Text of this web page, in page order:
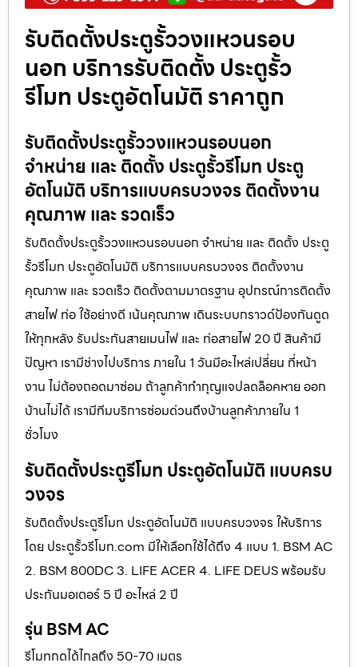
รับติดตั้งประตูรั้ววงแหวนรอบ
นอก บริการรับติดตั้ง ประตูรั้ว
รีโมท ประตูอัตโนมัติ ราคาถูก
รับติดตั้งประตูรั้ววงแหวนรอบนอก
จำหน่าย และ ติดตั้ง ประตูรั้วรีโมท ประตู
อัตโนมัติ บริการแบบครบวงจร ติดตั้งงาน
คุณภาพ และ รวดเร็ว
รับติดตั้งประตูรั้ววงแหวนรอบนอก จำหน่าย และ ติดตั้ง ประตู
รั้วรีโมท ประตูอัตโนมัติ บริการแบบครบวงจร ติดตั้งงาน
คุณภาพ และ รวดเร็ว ติดตั้งตามมาตรฐาน อุปกรณ์การติดตั้ง
สายไฟ ท่อ ใช้อย่างดี เน้นคุณภาพ เดินระบบกราวด์ป้องกันดูด
ให้ทุกหลัง รับประกันสายเมนไฟ และ ท่อสายไฟ 20 ปี สินค้ามี
ปัญหา เรามีช่างไปบริการ ภายใน 1 วันมีอะไหล่เปลี่ยน ที่หน้า
งาน ไม่ต้องถอดมาซ่อม ถ้าลูกค้าทำกุญแจปลดล็อคหาย ออก
บ้านไม่ได้ เรามีทีมบริการซ่อมด่วนถึงบ้านลูกค้าภายใน 1
ชั่วโมง
รับติดตั้งประตูรีโมท ประตูอัตโนมัติ แบบครบ
วงจร
รับติดตั้งประตูรีโมท ประตูอัตโนมัติ แบบครบวงจร ให้บริการ
โดย ประตูรั้วรีโมท.com มีให้เลือกใช้ได้ถึง 4 แบบ 1. BSM AC
2. BSM 800DC 3. LIFE ACER 4. LIFE DEUS พร้อมรับ
ประกันมอเตอร์ 5 ปี อะไหล่ 2 ปี
รุ่น BSM AC
รีโมทกดได้ไกลถึง 50-70 เมตร